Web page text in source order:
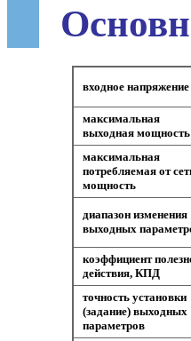
входное напряжение
максимальная
выходная мощность
максимальная
потребляемая от
мощность
диапазон изменения
выходных
коэффициент
действия, КПД
точность установки
(задание) выходных
параметров